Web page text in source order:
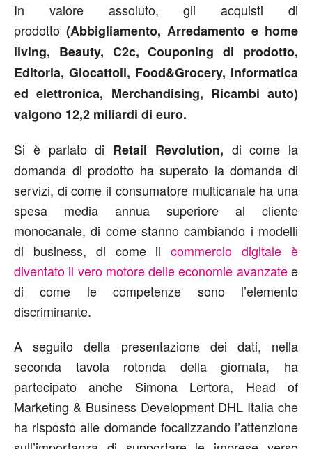
In valore assoluto, gli acquisti di
prodotto (Abbigliamento, Arredamento e home
living, Beauty, C2c, Couponing di prodotto,
Editoria, Giocattoli, Food&Grocery, Informatica
ed elettronica, Merchandising, Ricambi auto)
valgono 12,2 miliardi di euro.
Si è parlato di Retail Revolution, di come la
domanda di prodotto ha superato la domanda di
servizi, di come il consumatore multicanale ha una
spesa media annua superiore al cliente
monocanale, di come stanno cambiando i modelli
di business, di come ilcommercio digitale è
diventato il vero motore delle economie avanzatee
di come le competenze sono l’elemento
discriminante.
A seguito della presentazione dei dati, nella
seconda tavola rotonda della giornata, ha
partecipato anche Simona Lertora, Head of
Marketing & Business Development DHL Italia che
ha risposto alle domande focalizzando l’attenzione